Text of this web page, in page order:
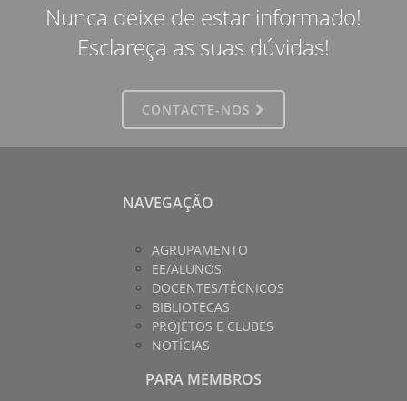
Nunca deixe de estar informado!
Esclareça as suas dúvidas!
CONTACTE-NOS
NAVEGAÇÃO
AGRUPAMENTO
EE/ALUNOS
DOCENTES/TÉCNICOS
BIBLIOTECAS
PROJETOS E CLUBES
NOTÍCIAS
PARA MEMBROS